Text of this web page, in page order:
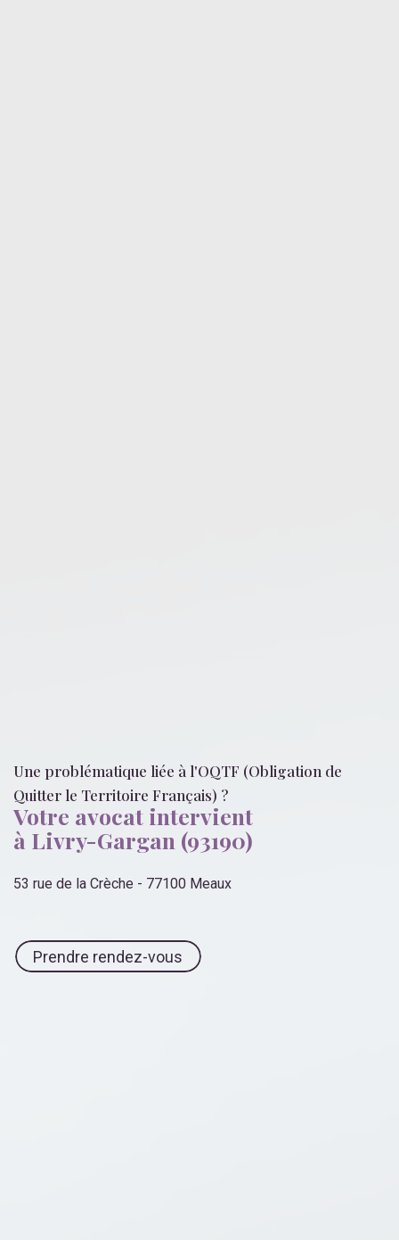
Une problématique liée à l'OQTF (Obligation de
Quitter le Territoire Français) ?
Votre avocat intervient
à Livry-Gargan (93190)
53 rue de la Crèche - 77100 Meaux
Prendre rendez-vous